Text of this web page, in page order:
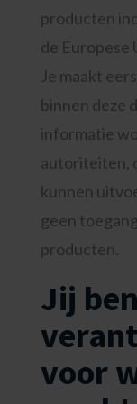
producten
de Europese
Je maakt
binnen deze
informatie
autoriteiten,
kunnen
geen
producten.
Jij
voor